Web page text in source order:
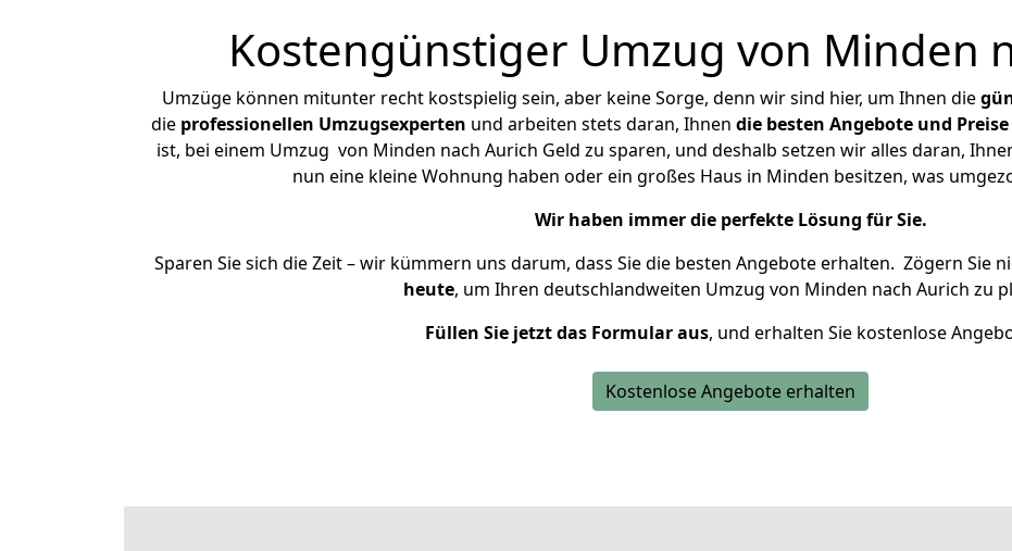
Kostengünstiger Umzug von Minden
Umzüge können mitunter recht kostspielig sein, aber keine Sorge, denn wir sind hier, um Ihnen die
die professionellen Umzugsexperten und arbeiten stets daran, Ihnen die besten Angebote und Preise
ist, bei einem Umzug von Minden nach Aurich Geld zu sparen, und deshalb setzen wir alles daran,
nun eine kleine Wohnung haben oder ein großes Haus in Minden besitzen, was
Wir haben immer die perfekte Lösung für Sie.
Sparen Sie sich die Zeit – wir kümmern uns darum, dass Sie die besten Angebote erhalten. Zögern Sie
heute, um Ihren deutschlandweiten Umzug von Minden nach Aurich zu
Füllen Sie jetzt das Formular aus, und erhalten Sie kostenlose
Kostenlose Angebote erhalten